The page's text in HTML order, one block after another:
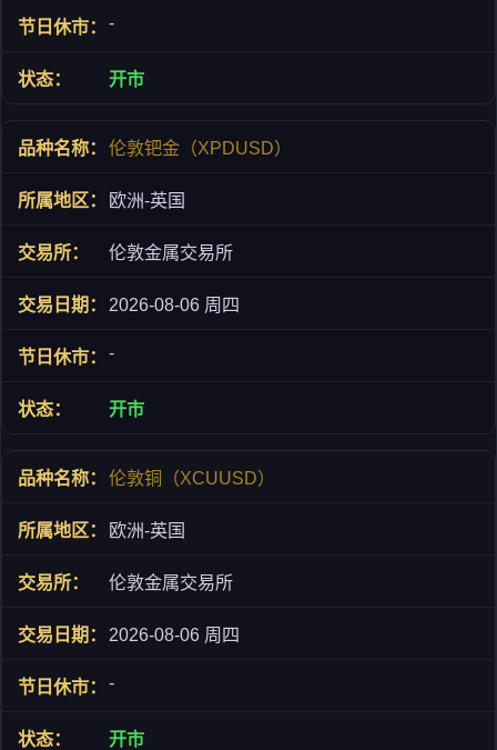
-
开市
伦敦钯金（XPDUSD）
欧洲-英国
伦敦金属交易所
2026-08-06 周四
-
开市
伦敦铜（XCUUSD）
欧洲-英国
伦敦金属交易所
2026-08-06 周四
-
开市